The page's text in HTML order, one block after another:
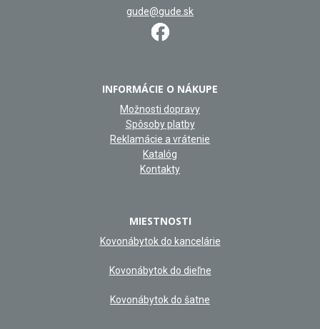
gude@gude.sk
INFORMÁCIE O NÁKUPE
Možnosti dopravy
Spôsoby platby
Reklamácie a vrátenie
Katalóg
Kontakty
MIESTNOSTI
Kovonábytok do kancelárie
Kovonábytok do dieľne
Kovonábytok do šatne